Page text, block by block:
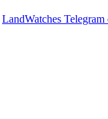
LandWatches Telegram